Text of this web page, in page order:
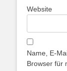
Website
Name, E-
Browser für